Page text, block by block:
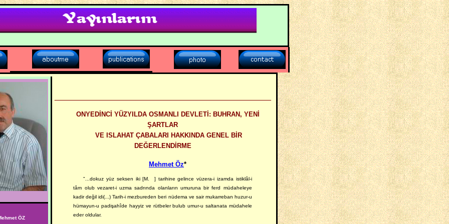
ÖZ
ONYEDİNCİ YÜZYILDA OSMANLI
DEVLETİ: BUHRAN, YENİ
ŞARTLAR
VE ISLAHAT ÇABALARI HAKKINDA GENEL BİR
DEĞERLENDİRME
Mehmet Öz*
"...dokuz yüz seksen iki [M.
] tarihine gelince vüzera-i izamda istiklâl-i
tâm olub vezaret-i uzma sadrında olanların umuruna bir ferd müdaheleye
kadir değil idi(...) Tarih-i mezbureden beri nüdema ve sair mukarreban huzur-u
hümayun-u padişahîde hayyiz ve rütbeler bulub umur-u saltanata müdahele
eder oldular.